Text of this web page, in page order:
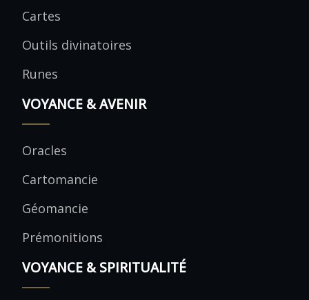
Cartes
Outils divinatoires
Runes
VOYANCE & AVENIR
Oracles
Cartomancie
Géomancie
Prémonitions
VOYANCE & SPIRITUALITÉ